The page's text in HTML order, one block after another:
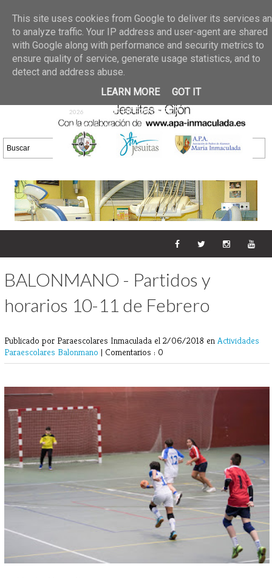
02 jun 2026
GALERIA DE FOTOS
30/05/2026
25 may 2026
GALERIA
DE FOTOS 23/05/2026
20 may
2026
GALERIA DE FOTOS
16/05/2026
DE FOTOS 09/05/2026
28 abr
2026
GALERIA DE FOTOS 25 Y
26/04/2026
BALONMANO - Partidos y
horarios 10-11 de Febrero
Publicado por Paraescolares Inmaculada el 2/06/2018 en Actividades
Paraescolares Balonmano | Comentarios : 0
This site uses cookies from Google to deliver its services
to analyze traffic. Your IP address and user-agent are shared
with Google along with performance and security metrics to
ensure quality of service, generate usage statistics, and to
detect and address abuse.
LEARN MORE
GOT IT